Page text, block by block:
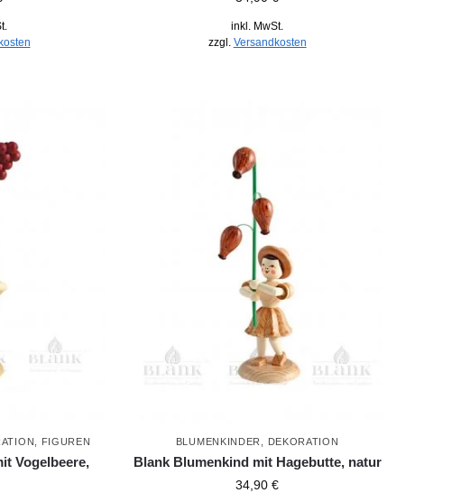
inkl. MwSt.
zzgl. Versandkosten
FIGUREN
Vogelbeere,
BLUMENKINDER DEKORATION
Blank Blumenkind mit Hagebutte, natur
34,90€